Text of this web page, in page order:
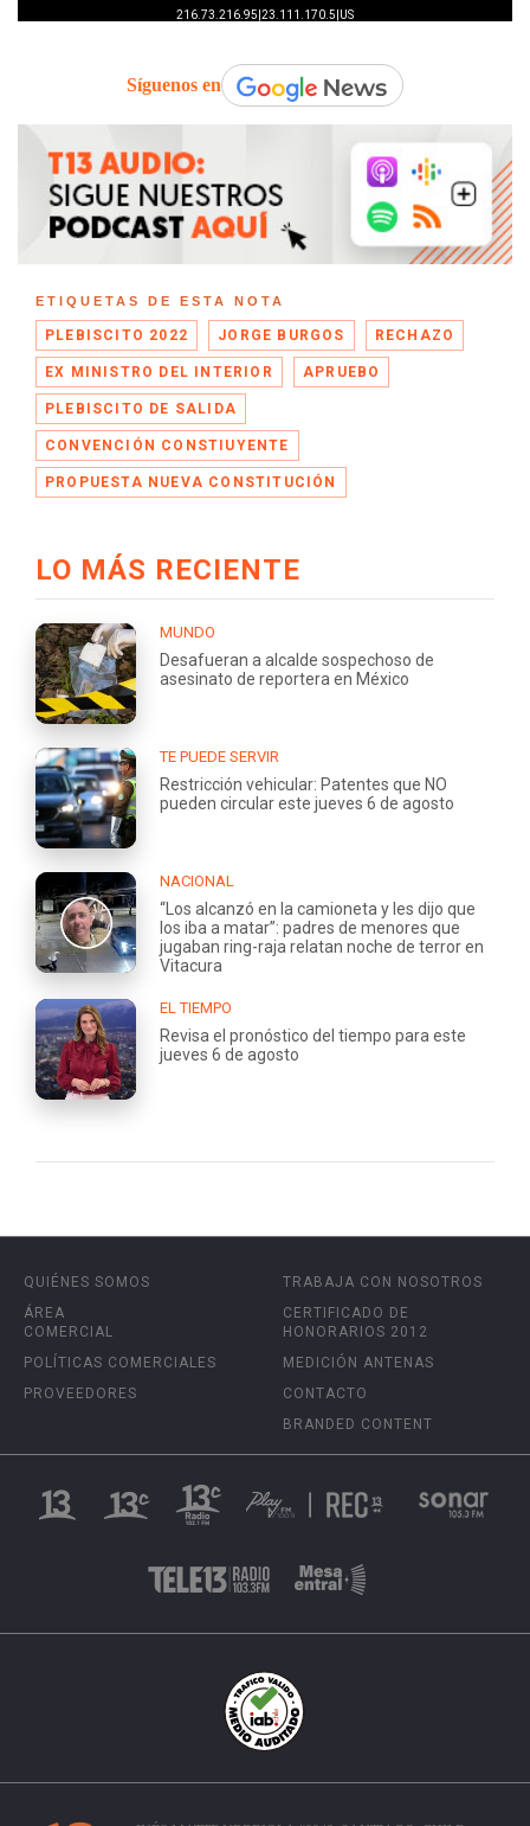
Síguenos en
ETIQUETAS DE ESTA NOTA
PLEBISCITO 2022 JORGE BURGOS RECHAZO
EX MINISTRO DEL INTERIOR APRUEBO
PLEBISCITO DE SALIDA
CONVENCIÓN CONSTIUYENTE
PROPUESTA NUEVA CONSTITUCIÓN
LO MÁS RECIENTE
MUNDO
Desafueran a alcalde sospechoso de
asesinato de reportera en México
TE PUEDE SERVIR
Restricción vehicular: Patentes que NO
pueden circular este jueves 6 de agosto
NACIONAL
“Los alcanzó en la camioneta y les dijo que
los iba a matar”: padres de menores que
jugaban ring-raja relatan noche de terror en
Vitacura
EL TIEMPO
Revisa el pronóstico del tiempo para este
jueves 6 de agosto
QUIÉNES SOMOS
ÁREA
COMERCIAL
POLÍTICAS COMERCIALES
PROVEEDORES
TRABAJA CON NOSOTROS
CERTIFICADO DE
HONORARIOS 2012
MEDICIÓN ANTENAS
CONTACTO
BRANDED CONTENT